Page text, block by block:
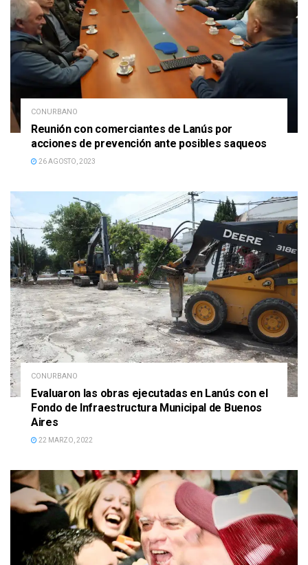
CONURBANO
Reunión con comerciantes de Lanús por
acciones de prevención ante posibles saqueos
26 AGOSTO, 2023
CONURBANO
Evaluaron las obras ejecutadas en Lanús con el
Fondo de Infraestructura Municipal de Buenos
Aires
22 MARZO, 2022